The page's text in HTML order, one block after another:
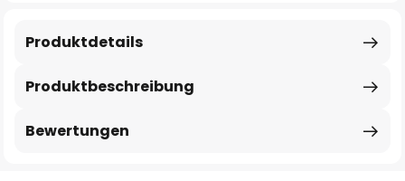
Produktbeschreibung
Produktdetails
Bewertungen